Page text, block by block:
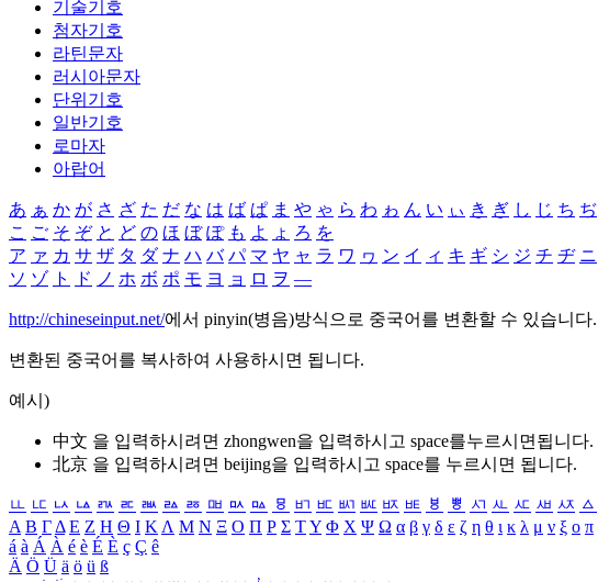
기술기호
첨자기호
라틴문자
러시아문자
단위기호
일반기호
로마자
아랍어
あ ぁ か が さ ざ た だ な は ば ぱ ま や ゃ ら わ ゎ ん い ぃ き ぎ し じ ち ぢ
こ ご そ ぞ と ど の ほ ぼ ぽ も よ ょ ろ を
ア ァ カ サ ザ タ ダ ナ ハ バ パ マ ヤ ャ ラ ワ ヮ ン イ ィ キ ギ シ ジ チ ヂ ニ
ソ ゾ ト ド ノ ホ ボ ポ モ ヨ ョ ロ ヲ ―
http://chineseinput.net/에서 pinyin(병음)방식으로 중국어를 변환할 수 있습니다.
변환된 중국어를 복사하여 사용하시면 됩니다.
예시)
中文 을 입력하시려면 zhongwen을 입력하시고 space를누르시면됩니다.
北京 을 입력하시려면 beijing을 입력하시고 space를 누르시면 됩니다.
ㅥ ㅦ ㅧ ㅨ ㅩ ㅪ ㅫ ㅬ ㅭ ㅮ ㅯ ㅰ ㅱ ㅲ ㅳ ㅴ ㅵ ㅶ ㅷ ㅸ ㅹ ㅺ ㅻ ㅼ ㅽ ㅾ ㅿ
Α Β ΓΔ Ε Ζ Η Θ Ι ΚΛ Μ Ν Ξ Ο Π Ρ Σ ΤΥ Φ Χ Ψ Ω α β γ δ ε ζ η θ ι κ λ μ ν ξ ο π
á à Á À é è É È ç Ç ê
Ä Ö Ü ä ö ü ß